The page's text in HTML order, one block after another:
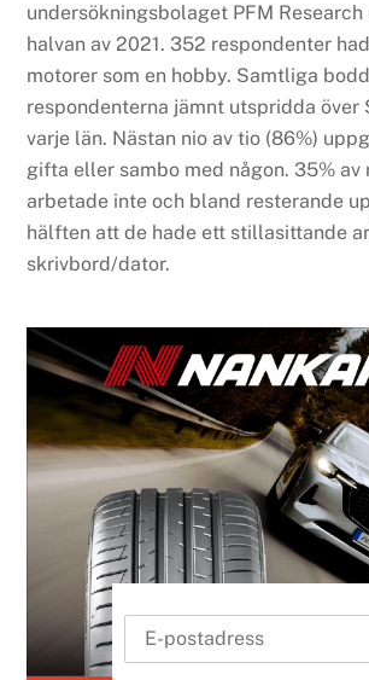
undersökningsbolaget PFM
halvan av 2021. 352 respondenter
motorer som en hobby. Samtliga
respondenterna jämnt utspridda över
varje län. Nästan nio av tio (86%)
gifta eller sambo med någon. 35% av
arbetade inte och bland resterande
hälften att de hade ett stillasittande
skrivbord/dator.